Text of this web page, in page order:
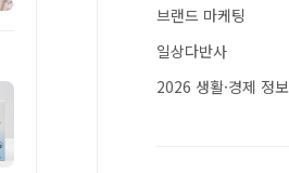
브랜드 마케팅
일상다반사
2026 생활·경제 정보